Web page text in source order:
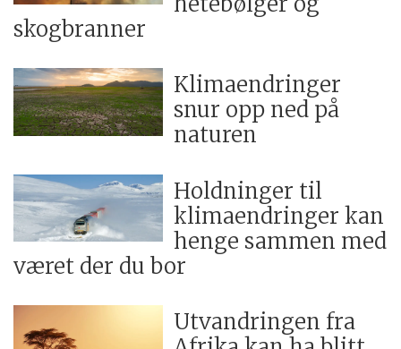
skogbranner
Klimaendringer
snur opp ned på
naturen
Holdninger til
klimaendringer kan
henge sammen med
været der du bor
Utvandringen fra